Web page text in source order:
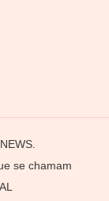
se chamam